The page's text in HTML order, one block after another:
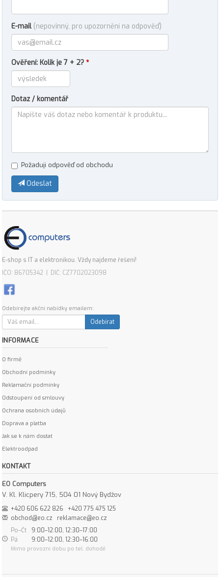
E-mail (nepovinný, pro upozornění na odpověď)
Ověření: Kolik je 7 + 2? *
Dotaz / komentář
Požaduji odpověď od obchodu
Odeslat
E-shop s IT a elektronikou. Vždy najdeme řešení!
IČO: 86705342 | DIČ: CZ7702023098
Odebírejte akční nabídky emailem:
Odebírat
INFORMACE
O firmě
Obchodní podmínky
Reklamační podmínky
Odstoupení od smlouvy
Ochrana osobních údajů
Doprava a platba
Jak se k nám dostat
Elektroodpad
KONTAKT
EO Computers
V. Kl. Klicpery 715, 504 01 Nový Bydžov
+420 606 622 826
+420 775 475 125
obchod@eo.cz
reklamace@eo.cz
Po–Čt
9:00–12:00, 12:30–17:00
Pá
9:00–12:00, 12:30–16:00
Mimo provozní dobu po tel. dohodě